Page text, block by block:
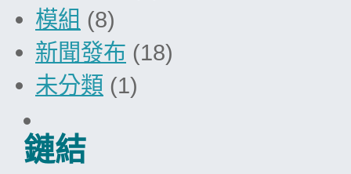
模組 (8)
新聞發布 (18)
未分類 (1)
鏈結